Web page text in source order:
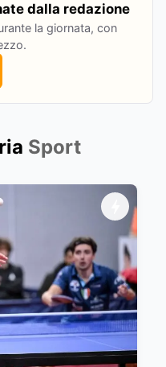
dalla redazione
la giornata, con
Sport